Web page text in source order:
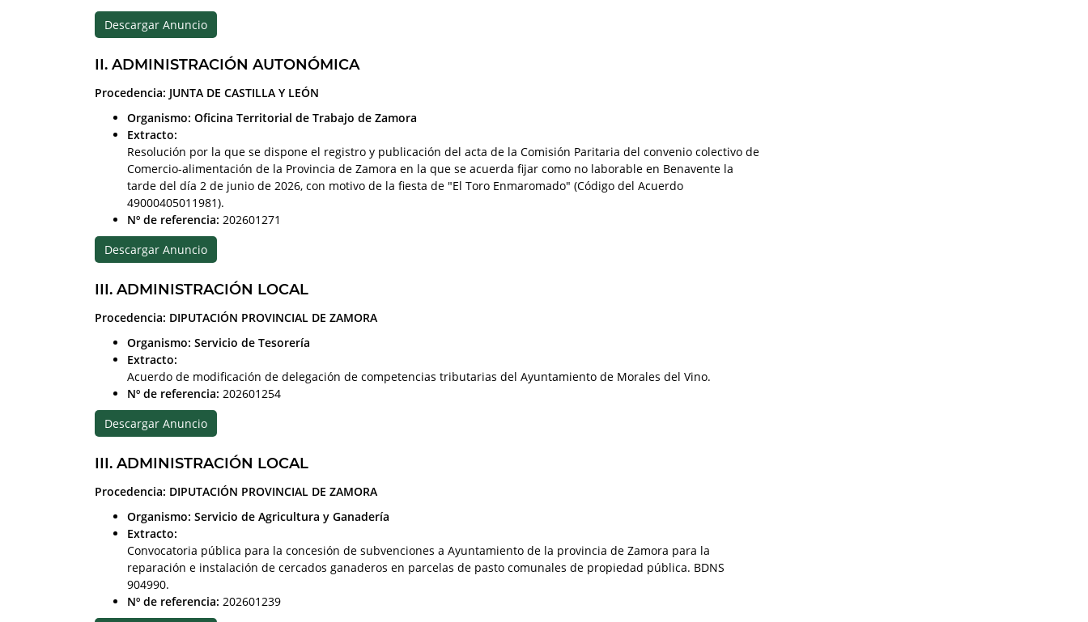
Descargar Anuncio
II. ADMINISTRACIÓN AUTONÓMICA
Procedencia: JUNTA DE CASTILLA Y LEÓN
Organismo: Oficina Territorial de Trabajo de Zamora
Extracto:
Resolución por la que se dispone el registro y publicación del acta de la Comisión Paritaria del convenio colectivo de
Comercio-alimentación de la Provincia de Zamora en la que se acuerda fijar como no laborable en Benavente la
tarde del día 2 de junio de 2026, con motivo de la fiesta de "El Toro Enmaromado" (Código del Acuerdo
49000405011981).
Nº de referencia: 202601271
Descargar Anuncio
III. ADMINISTRACIÓN LOCAL
Procedencia: DIPUTACIÓN PROVINCIAL DE ZAMORA
Organismo: Servicio de Tesorería
Extracto:
Acuerdo de modificación de delegación de competencias tributarias del Ayuntamiento de Morales del Vino.
Nº de referencia: 202601254
Descargar Anuncio
III. ADMINISTRACIÓN LOCAL
Procedencia: DIPUTACIÓN PROVINCIAL DE ZAMORA
Organismo: Servicio de Agricultura y Ganadería
Extracto:
Convocatoria pública para la concesión de subvenciones a Ayuntamiento de la provincia de Zamora para la
reparación e instalación de cercados ganaderos en parcelas de pasto comunales de propiedad pública. BDNS
904990.
Nº de referencia: 202601239